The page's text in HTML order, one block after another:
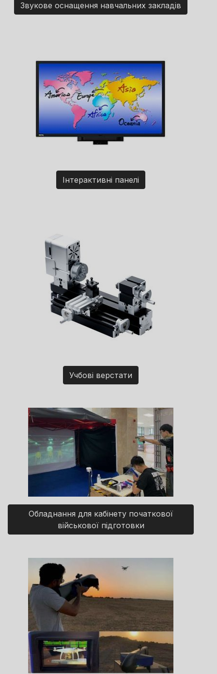
Звукове оснащення навчальних закладів
Інтерактивні панелі
Учбові верстати
Обладнання для кабінету початкової
військової підготовки